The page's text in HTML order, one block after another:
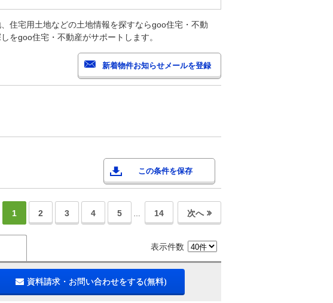
住宅用土地などの土地情報を探すならgoo住宅・不動
をgoo住宅・不動産がサポートします。
この条件を保存
1 2 3 4 5 … 14 次へ
表示件数
資料請求・お問い合わせをする(無料)